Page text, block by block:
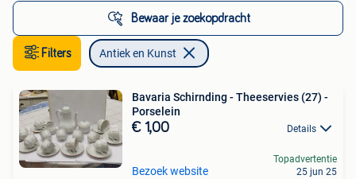
Bewaar je zoekopdracht
Filters Antiek en Kunst
Bavaria Schirnding - Theeservies (27) -
Porselein
€ 1,00 Details
Bezoek website
Topadvertentie
25 jun 25